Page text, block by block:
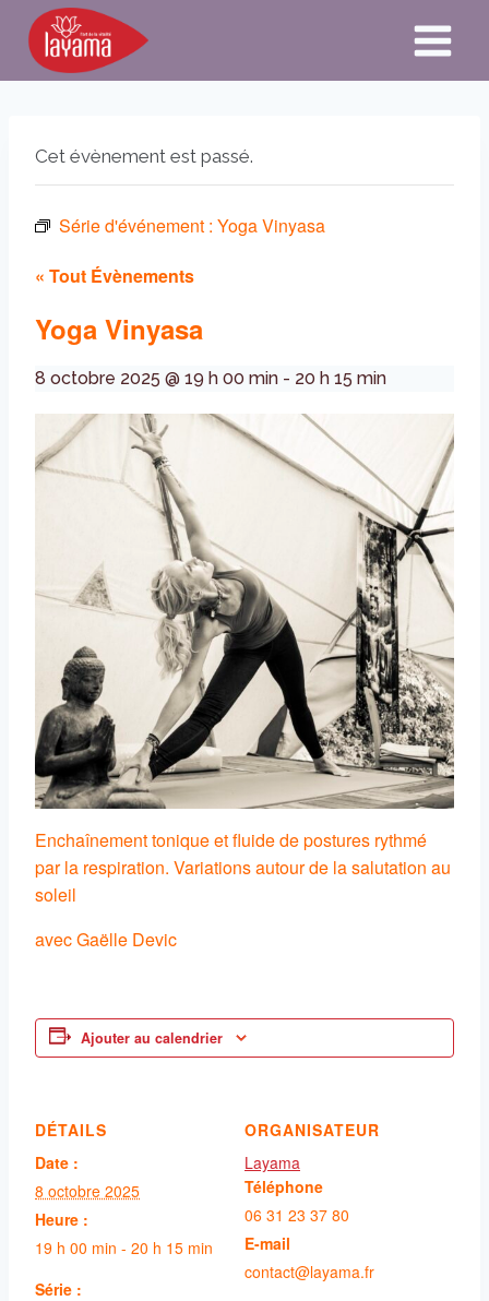
Aller
contenu
Cet évènement est passé.
Série d'événement : Yoga Vinyasa
« Tout Évènements
Yoga Vinyasa
8 octobre 2025 @ 19 h 00 min - 20 h 15 min
Enchaînement tonique et fluide de postures rythmé
par la respiration. Variations autour de la salutation au
soleil
avec Gaëlle Devic
Ajouter au calendrier
DÉTAILS
Date :
8 octobre 2025
Heure :
19 h 00 min - 20 h 15 min
Série :
ORGANISATEUR
Layama
Téléphone
06 31 23 37 80
E-mail
contact@layama.fr